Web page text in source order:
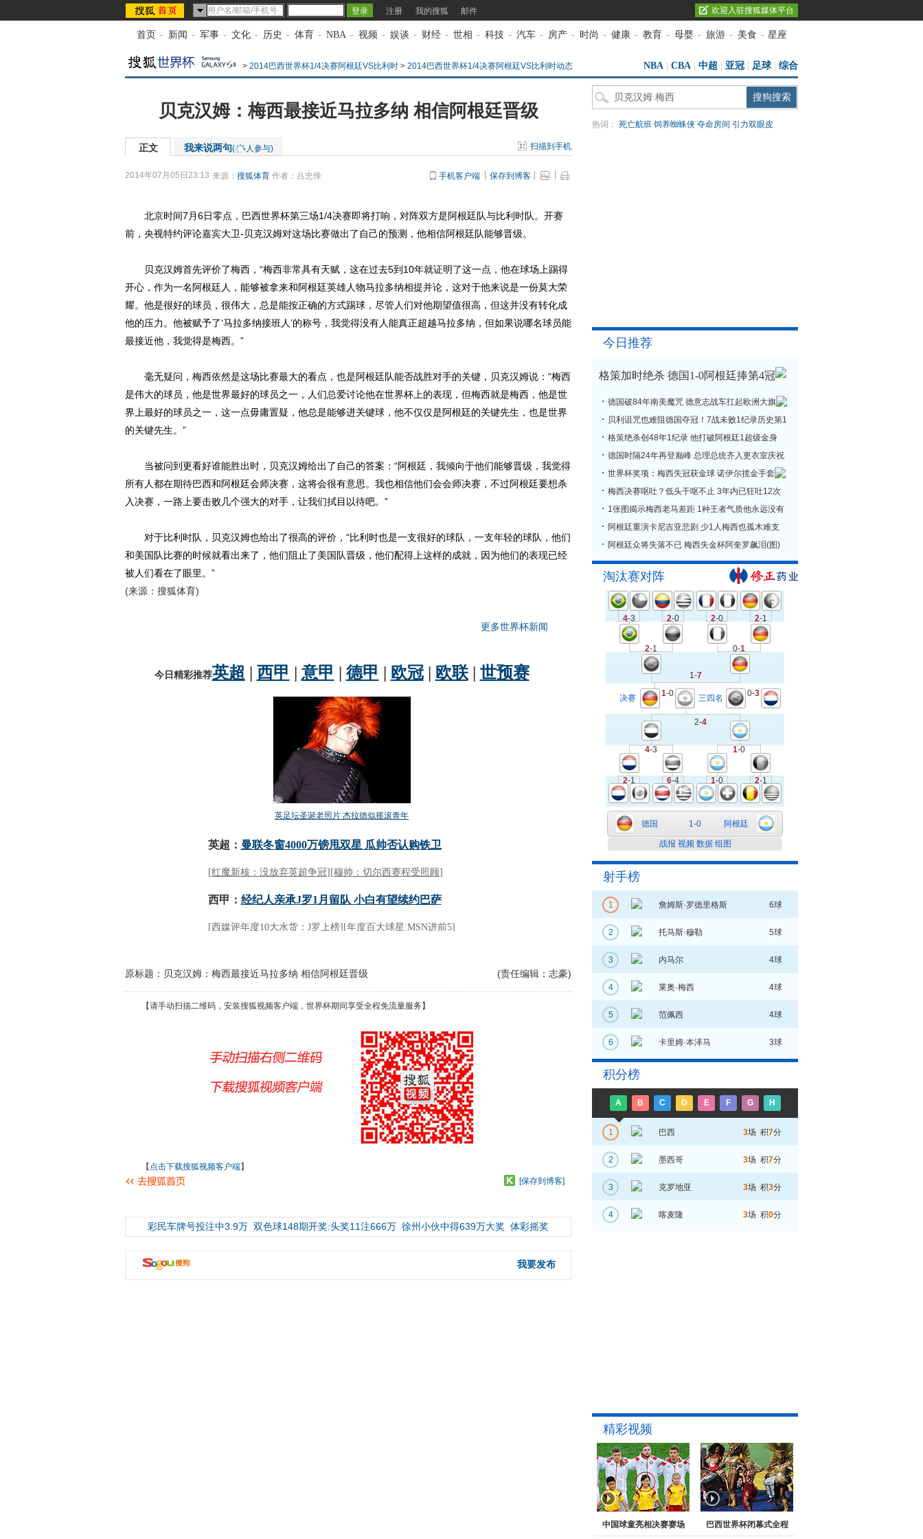
注册 我的搜狐 邮件 欢迎入驻搜狐媒体平台
首页 - 新闻 - 军事 - 文化 - 历史 - 体育 - NBA - 视频 - 娱谈 - 财经 - 世相 - 科技 - 汽车 - 房产 - 时尚 - 健康 - 教育 - 母婴 - 旅游 - 美食 - 星座
> 2014巴西世界杯1/4决赛阿根廷VS比利时 > 2014巴西世界杯1/4决赛阿根廷VS比利时动态 NBA CBA 中超 亚冠 足球| 综合
贝克汉姆：梅西最接近马拉多纳 相信阿根廷晋级
正文 我来说两句( 人参与) 扫描到手机
2014年07月05日23:13 来源： 搜狐体育 作者：吕忠怿 手机客户端 保存到博客
北京时间7月6日零点，巴西世界杯第三场1/4决赛即将打响，对阵双方是阿根廷队与比利时队。开赛
前，央视特约评论嘉宾大卫-贝克汉姆对这场比赛做出了自己的预测，他相信阿根廷队能够晋级。
贝克汉姆首先评价了梅西，“梅西非常具有天赋，这在过去5到10年就证明了这一点，他在球场上踢得
开心，作为一名阿根廷人，能够被拿来和阿根廷英雄人物马拉多纳相提并论，这对于他来说是一份莫大荣
耀。他是很好的球员，很伟大，总是能按正确的方式踢球，尽管人们对他期望值很高，但这并没有转化成
他的压力。他被赋予了‘马拉多纳接班人’的称号，我觉得没有人能真正超越马拉多纳，但如果说哪名球员能
最接近他，我觉得是梅西。”
毫无疑问，梅西依然是这场比赛最大的看点，也是阿根廷队能否战胜对手的关键，贝克汉姆说：“梅西
是伟大的球员，他是世界最好的球员之一，人们总爱讨论他在世界杯上的表现，但梅西就是梅西，他是世
界上最好的球员之一，这一点毋庸置疑，他总是能够进关键球，他不仅仅是阿根廷的关键先生，也是世界
的关键先生。”
当被问到更看好谁能胜出时，贝克汉姆给出了自己的答案：“阿根廷，我倾向于他们能够晋级，我觉得
所有人都在期待巴西和阿根廷会师决赛，这将会很有意思。我也相信他们会会师决赛，不过阿根廷要想杀
入决赛，一路上要击败几个强大的对手，让我们拭目以待吧。”
对于比利时队，贝克汉姆也给出了很高的评价，“比利时也是一支很好的球队，一支年轻的球队，他们
和美国队比赛的时候就看出来了，他们阻止了美国队晋级，他们配得上这样的成就，因为他们的表现已经
被人们看在了眼里。”
(来源：搜狐体育)
更多世界杯新闻
(责任编辑：志豪)
原标题：贝克汉姆：梅西最接近马拉多纳 相信阿根廷晋级
【请手动扫描二维码，安装搜狐视频客户端，世界杯期间享受全程免流量服务】
【 点击下载搜狐视频客户端】
[保存到博客]
彩民车牌号投注中3.9万 双色球148期开奖:头奖11注666万 徐州小伙中得639万大奖 体彩摇奖
我要发布
热词： 死亡航班 饲养蜘蛛侠 夺命房间 引力双眼皮
今日推荐
格策加时绝杀 德国1-0阿根廷捧第4冠
德国破84年南美魔咒 德意志战车扛起欧洲大旗
贝利诅咒也难阻德国夺冠！7战未败1纪录历史第1
格策绝杀创48年1纪录 他打破阿根廷1超级金身
德国时隔24年再登巅峰 总理总统齐入更衣室庆祝
世界杯奖项：梅西失冠获金球 诺伊尔揽金手套
梅西决赛呕吐？低头干呕不止 3年内已狂吐12次
1张图揭示梅西老马差距 1种王者气质他永远没有
阿根廷重演卡尼吉亚悲剧 少1人梅西也孤木难支
阿根廷众将失落不已 梅西失金杯阿奎罗飙泪(图)
淘汰赛对阵
4-3 2-0 2-0 2-1
2-1 0-1
1-7
2-4
4-3 1-0
2-1 6-4 1-0 2-1
1-0 0-3
决赛 三四名
德国 1-0 阿根廷
战报 视频 数据 组图
射手榜
1 詹姆斯·罗德里格斯 6球
2 托马斯·穆勒 5球
3 内马尔 4球
4 莱奥·梅西 4球
5 范佩西 4球
6 卡里姆·本泽马 3球
积分榜
A B C D E F G H
1 巴西 3场 积7分
2 墨西哥 3场 积7分
3 克罗地亚 3场 积3分
4 喀麦隆 3场 积0分
精彩视频
中国球童亮相决赛赛场 巴西世界杯闭幕式全程